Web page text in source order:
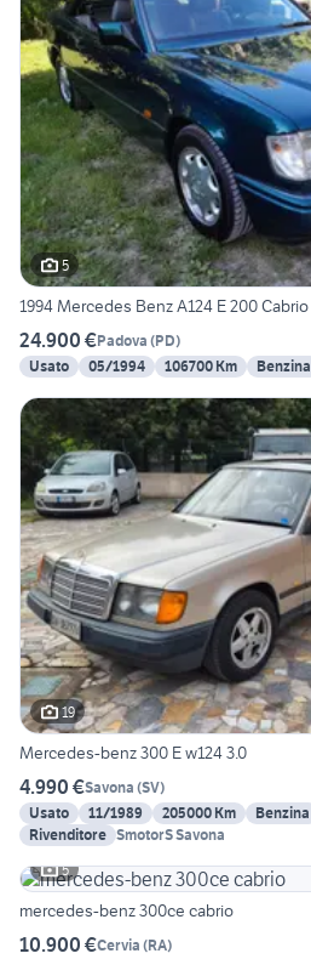
5
24.900 €Padova (PD)
Usato
05/1994 106700 Km Benzina
19
Mercedes-benz 300 E w124 3.0
4.990 €Savona (SV)
Usato
11/1989 205000 Km Benzina
Rivenditore SmotorS Savona
5
mercedes-benz 300ce cabrio
10.900 €Cervia (RA)